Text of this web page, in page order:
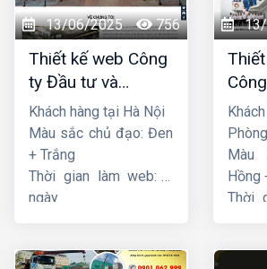
13/06/2025 756
Thiết kế web Công
ty Đầu tư và
Thương mại Five-
Star
Khách hàng tại Hà Nội
Màu sắc chủ đạo: Đen
+ Trắng
Thời gian làm web: 7
ngày
13/
dịch
Sen
Phòng
Hồng
Thời